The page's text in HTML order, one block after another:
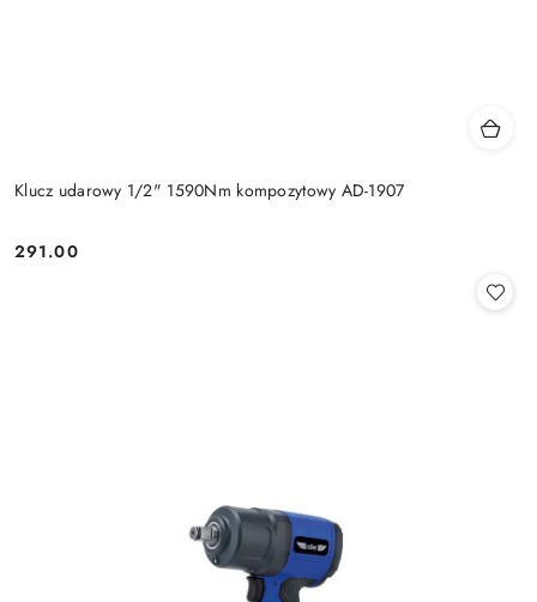
Klucz udarowy 1/2" 1590Nm kompozytowy AD-1907
Cena:
291.00